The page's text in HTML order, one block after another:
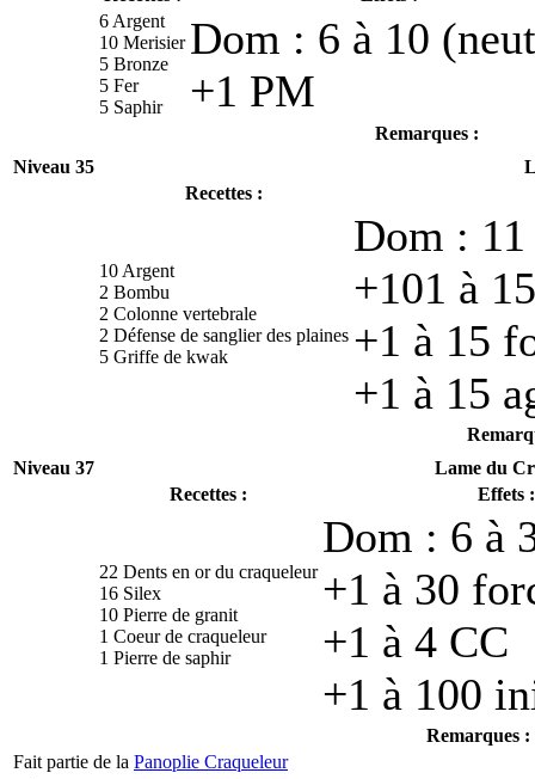
6 Argent
10 Merisier
5 Bronze
5 Fer
5 Saphir
Dom : 6 à 10
+1 PM
Remarques :
Niveau 35
Recettes :
10 Argent
2 Bombu
2 Colonne vertebrale
2 Défense de sanglier des plaines
5 Griffe de kwak
Dom :
+101 à
+1 à 15
+1 à 15
Niveau 37
Lame du
Recettes :
Effets :
22 Dents en or du craqueleur
16 Silex
10 Pierre de granit
1 Coeur de craqueleur
1 Pierre de saphir
Dom : 6 à
+1 à 30
+1 à 4 CC
+1 à 100
Remarques :
Fait partie de la Panoplie Craqueleur